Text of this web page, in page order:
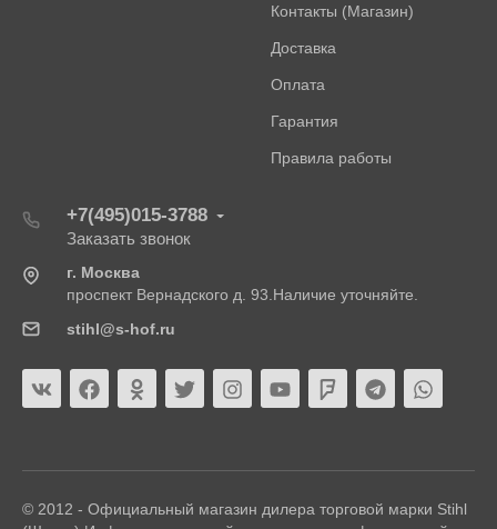
Контакты (Магазин)
Доставка
Оплата
Гарантия
Правила работы
+7(495)015-3788
Заказать звонок
г. Москва
проспект Вернадского д. 93.Наличие уточняйте.
stihl@s-hof.ru
© 2012 - Официальный магазин дилера торговой марки Stihl